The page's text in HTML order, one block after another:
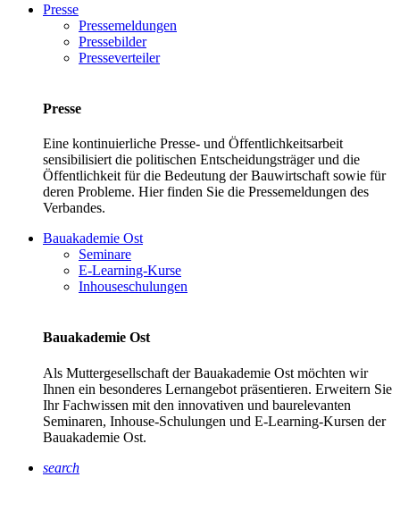
Presse
Pressemeldungen
Pressebilder
Presseverteiler
Presse
Eine kontinuierliche Presse- und Öffentlichkeitsarbeit
sensibilisiert die politischen Entscheidungsträger und die
Öffentlichkeit für die Bedeutung der Bauwirtschaft sowie für
deren Probleme. Hier finden Sie die Pressemeldungen des
Verbandes.
Bauakademie Ost
Seminare
E-Learning-Kurse
Inhouseschulungen
Bauakademie Ost
Als Muttergesellschaft der Bauakademie Ost möchten wir
Ihnen ein besonderes Lernangebot präsentieren. Erweitern Sie
Ihr Fachwissen mit den innovativen und baurelevanten
Seminaren, Inhouse-Schulungen und E-Learning-Kursen der
Bauakademie Ost.
search